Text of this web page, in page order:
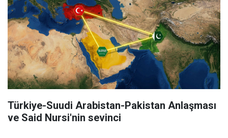
Türkiye-Suudi Arabistan-Pakistan Anlaşması
ve Said Nursi'nin sevinci